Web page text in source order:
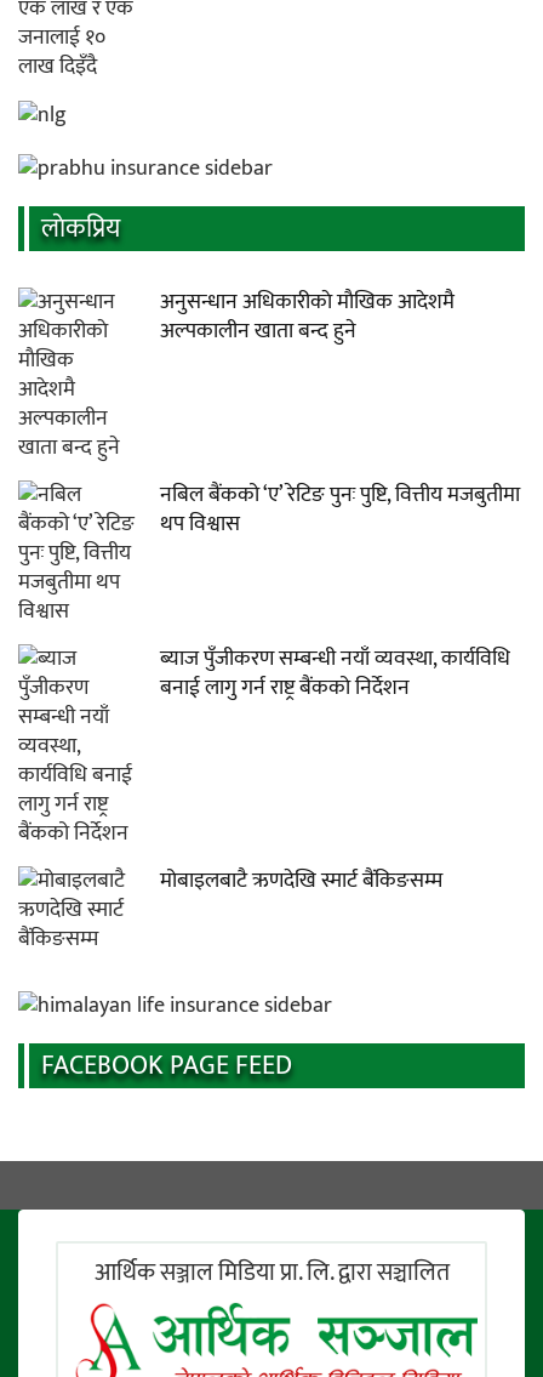
लाेकप्रिय
अनुसन्धान अधिकारीकाे माैखिक आदेशमै
अल्पकालीन खाता बन्द हुने
नबिल बैंकको ‘ए’ रेटिङ पुनः पुष्टि, वित्तीय मजबुतीमा
थप विश्वास
ब्याज पुँजीकरण सम्बन्धी नयाँ व्यवस्था, कार्यविधि
बनाई लागु गर्न राष्ट्र बैंकको निर्देशन
मोबाइलबाटै ऋणदेखि स्मार्ट बैंकिङसम्म
FACEBOOK PAGE FEED
आर्थिक सञ्जाल मिडिया प्रा. लि. द्वारा सञ्चालित